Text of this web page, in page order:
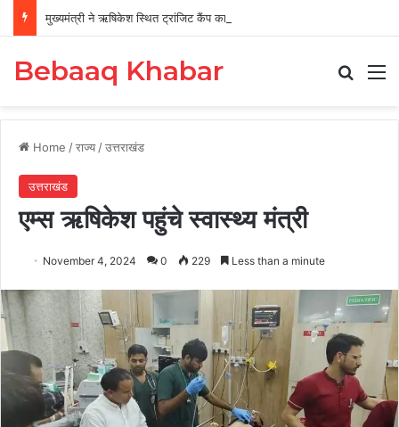
मुख्यमंत्री ने ऋषिकेश स्थित ट्रांजिट कैंप का किया औचक निरीक्षण
Bebaaq Khabar
Home /राज्य /उत्तराखंड
उत्तराखंड
एम्स ऋषिकेश पहुंचे स्वास्थ्य मंत्री
November 4, 2024 0 229 Less than a minute